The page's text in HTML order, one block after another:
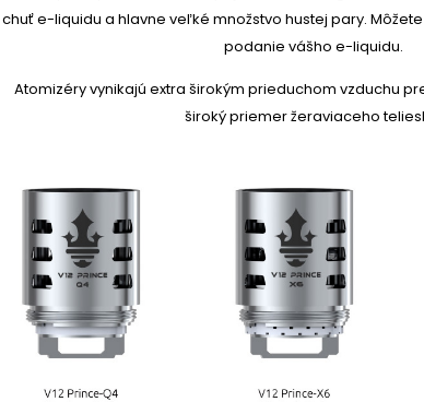
chuť e-liquidu a hlavne veľké množstvo hustej pary.
podanie vášho e-liquidu.
Atomizéry vynikajú extra širokým prieduchom vzduchu
široký priemer žeraviaceho